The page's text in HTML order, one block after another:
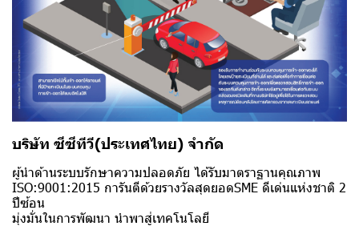
บริษัท ซีซีทีวี(ประเทศไทย) จำกัด
ผู้นำด้านระบบรักษาความปลอดภัย ได้รับมาตราฐานคุณภาพ
ISO:9001:2015 การันตีด้วยรางวัลสุดยอดSME ดีเด่นแห่งชาติ 2
ปีซ้อน
มุ่งมั่นในการพัฒนา นำพาสู่เทคโนโลยี